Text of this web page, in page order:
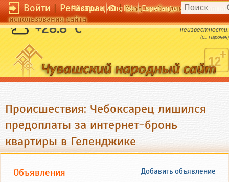
Войти|Регистрация|Вход необходим для
использования сайта
Чӑвашла English Esperanto
+28.8 °C
Знание - это препятствие на пути
неизвестности.
(С. Паронен)
Происшествия: Чебоксарец лишился
предоплаты за интернет-бронь
квартиры в Геленджике
Добавить объявление
Объявления